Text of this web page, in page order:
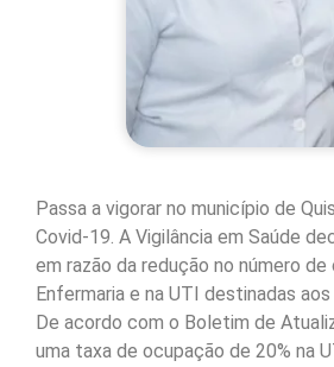
Passa a vigorar no município de
Covid-19. A Vigilância em Saúde
em razão da redução no número
Enfermaria e na UTI destinadas
De acordo com o Boletim de
uma taxa de ocupação de 20% na